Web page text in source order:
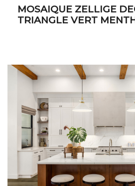
MOSAIQUE ZELLIGE
TRIANGLE VERT